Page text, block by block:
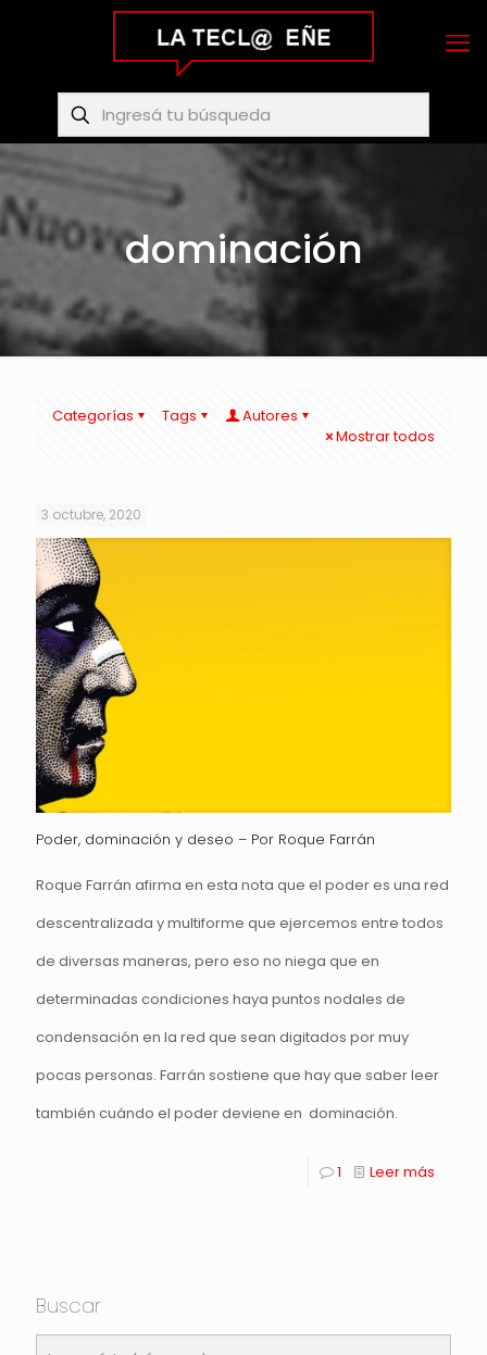
dominación
Categorías Tags
Autores
Mostrar todos
3 octubre, 2020
Poder, dominación y deseo – Por Roque Farrán
Roque Farrán afirma en esta nota que el poder es una red
descentralizada y multiforme que ejercemos entre todos
de diversas maneras, pero eso no niega que en
determinadas condiciones haya puntos nodales de
condensación en la red que sean digitados por muy
pocas personas. Farrán sostiene que hay que saber leer
también cuándo el poder deviene en dominación.
1 Leer más
Buscar